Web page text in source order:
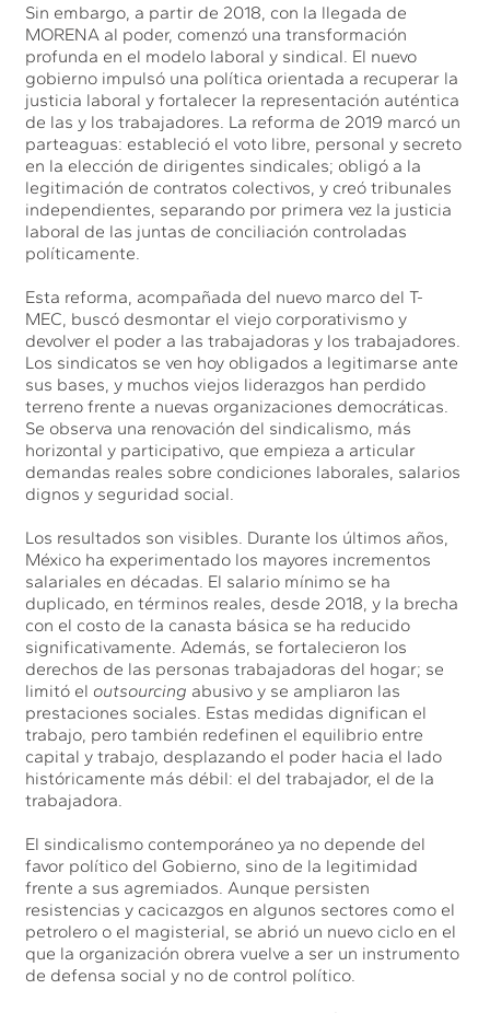
Sin embargo, a partir de 2018, con la llegada de
MORENA al poder, comenzó una transformación
profunda en el modelo laboral y sindical. El nuevo
gobierno impulsó una política orientada a recuperar la
justicia laboral y fortalecer la representación auténtica
de las y los trabajadores. La reforma de 2019 marcó un
parteaguas: estableció el voto libre, personal y secreto
en la elección de dirigentes sindicales; obligó a la
legitimación de contratos colectivos, y creó tribunales
independientes, separando por primera vez la justicia
laboral de las juntas de conciliación controladas
políticamente.
Esta reforma, acompañada del nuevo marco del T-
MEC, buscó desmontar el viejo corporativismo y
devolver el poder a las trabajadoras y los trabajadores.
Los sindicatos se ven hoy obligados a legitimarse ante
sus bases, y muchos viejos liderazgos han perdido
terreno frente a nuevas organizaciones democráticas.
Se observa una renovación del sindicalismo, más
horizontal y participativo, que empieza a articular
demandas reales sobre condiciones laborales, salarios
dignos y seguridad social.
Los resultados son visibles. Durante los últimos años,
México ha experimentado los mayores incrementos
salariales en décadas. El salario mínimo se ha
duplicado, en términos reales, desde 2018, y la brecha
con el costo de la canasta básica se ha reducido
significativamente. Además, se fortalecieron los
derechos de las personas trabajadoras del hogar; se
limitó el outsourcing abusivo y se ampliaron las
prestaciones sociales. Estas medidas dignifican el
trabajo, pero también redefinen el equilibrio entre
capital y trabajo, desplazando el poder hacia el lado
históricamente más débil: el del trabajador, el de la
trabajadora.
El sindicalismo contemporáneo ya no depende del
favor político del Gobierno, sino de la legitimidad
frente a sus agremiados. Aunque persisten
resistencias y cacicazgos en algunos sectores como el
petrolero o el magisterial, se abrió un nuevo ciclo en el
que la organización obrera vuelve a ser un instrumento
de defensa social y no de control político.